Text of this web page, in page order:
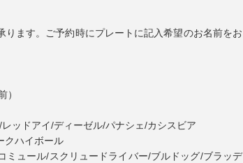
ます。ご予約時にプレートに記入希望のお名前をお
）
ッドアイ/ディーゼル/パナシェ/カシスビア
クハイボール
ミュール/スクリュードライバー/ブルドッグ/ブラッデ